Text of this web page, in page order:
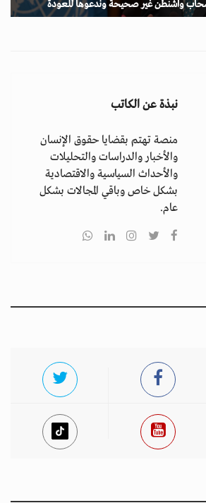
واشنطن غير صحيحة وندعوها للعودة
نبذة عن الكاتب
منصة تهتم بقضايا حقوق الإنسان
والأخبار والدراسات والتحليلات
والأحداث السياسية والاقتصادية
بشكل خاص وباقي المجالات بشكل
عام.